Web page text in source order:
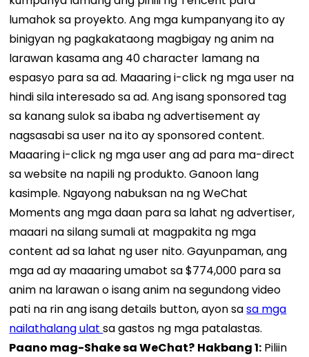
lumahok sa proyekto. Ang mga kumpanyang ito ay
binigyan ng pagkakataong magbigay ng anim na
larawan kasama ang 40 character lamang na
espasyo para sa ad. Maaaring i-click ng mga user na
hindi sila interesado sa ad. Ang isang sponsored tag
sa kanang sulok sa ibaba ng advertisement ay
nagsasabi sa user na ito ay sponsored content.
Maaaring i-click ng mga user ang ad para ma-direct
sa website na napili ng produkto. Ganoon lang
kasimple. Ngayong nabuksan na ng WeChat
Moments ang mga daan para sa lahat ng advertiser,
maaari na silang sumali at magpakita ng mga
content ad sa lahat ng user nito. Gayunpaman, ang
mga ad ay maaaring umabot sa $774,000 para sa
anim na larawan o isang anim na segundong video
pati na rin ang isang details button, ayon sasa mga
nailathalang ulatsa gastos ng mga patalastas.
Paano mag-Shake sa WeChat? Hakbang 1: Piliin